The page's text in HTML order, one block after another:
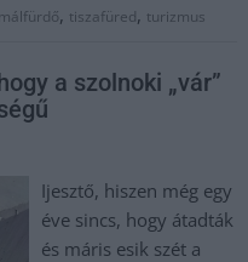
, tiszafüred, turizmus
a szolnoki „vár”
Ijesztő, hiszen még egy
éve sincs, hogy átadták
és máris esik szét a